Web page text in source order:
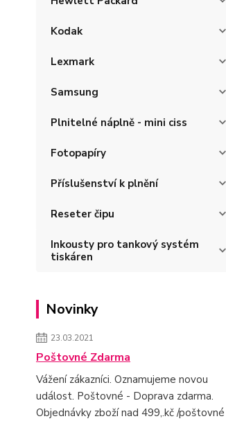
Kodak
Lexmark
Samsung
Plnitelné náplně - mini ciss
Fotopapíry
Příslušenství k plnění
Reseter čipu
Inkousty pro tankový systém
tiskáren
Novinky
23.03.2021
Poštovné Zdarma
Vážení zákazníci. Oznamujeme novou
událost. Poštovné - Doprava zdarma.
Objednávky zboží nad 499,.kč /poštovné